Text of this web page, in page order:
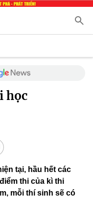
học
tại, hầu hết các
thi của kì thi
mỗi thí sinh sẽ có